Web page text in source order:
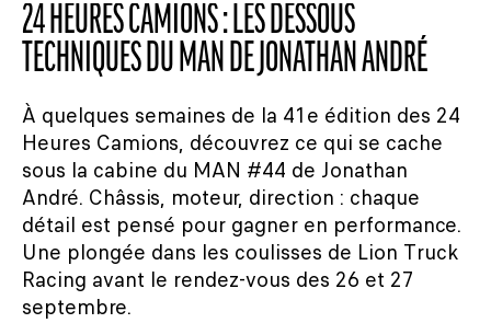
24 HEURES CAMIONS : LES DESSOUS
TECHNIQUES DU MAN DE JONATHAN ANDRÉ
À quelques semaines de la 41e édition des 24
Heures Camions, découvrez ce qui se cache
sous la cabine du MAN #44 de Jonathan
André. Châssis, moteur, direction : chaque
détail est pensé pour gagner en performance.
Une plongée dans les coulisses de Lion Truck
Racing avant le rendez-vous des 26 et 27
septembre.